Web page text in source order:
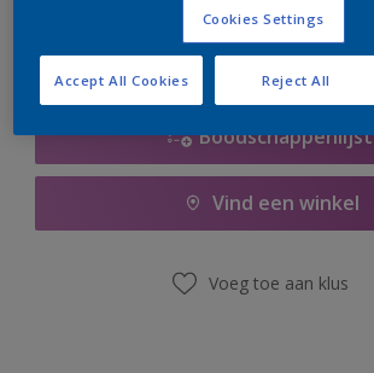
Boodschappenlijst
Vind een winkel
Voeg toe aan klus
Cookies Settings
Reject All
Accept All Cookies